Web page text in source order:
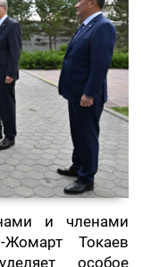
и членами
Жомарт Токаев
особое